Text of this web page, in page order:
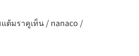
แต้มราคูเท็น / nanaco /